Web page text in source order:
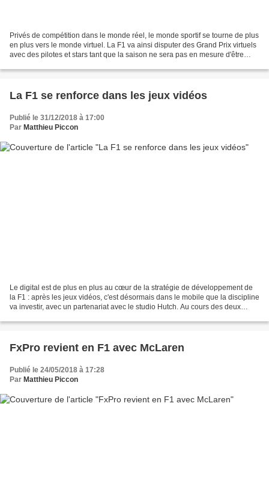
Privés de compétition dans le monde réel, le monde sportif se tourne de plus
en plus vers le monde virtuel. La F1 va ainsi disputer des Grand Prix virtuels
avec des pilotes et stars tant que la saison ne sera pas en mesure d'être
La F1 se renforce dans les jeux vidéos
Publié le 31/12/2018 à 17:00
Par Matthieu Piccon
Le digital est de plus en plus au cœur de la stratégie de développement de
la F1 : après les jeux vidéos, c'est désormais dans le mobile que la discipline
va investir, avec un partenariat avec le studio Hutch. Au cours des deux
FxPro revient en F1 avec McLaren
Publié le 24/05/2018 à 17:28
Par Matthieu Piccon